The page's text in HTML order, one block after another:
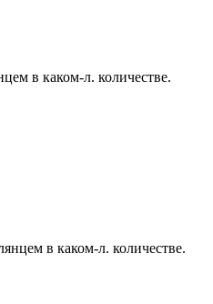
в каком-л. количестве.
в каком-л. количестве.